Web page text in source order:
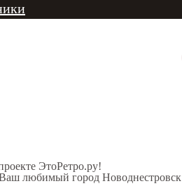
ЭтоРетро.ру!
любимый город Новоднестровск